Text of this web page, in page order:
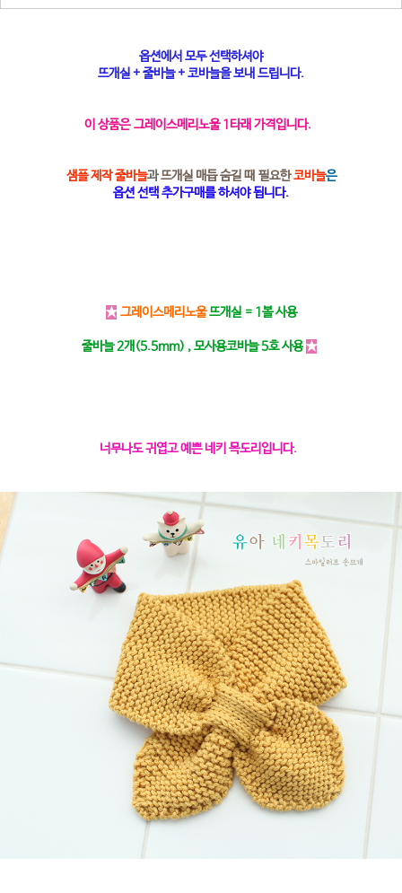
옵션에서 모두 선택하셔야
뜨개실 + 줄바늘 + 코바늘을 보내 드립니다.
이 상품은 그레이스메리노울 1타래 가격입니다.
샘플 제작 줄바늘과뜨개실 매듭 숨길 때 필요한코바늘은
옵션 선택 추가구매를 하셔야 됩니다.
★ 그레이스메리노울뜨개실 = 1볼 사용
줄바늘 2개(5.5mm) , 모사용코바늘 5호 사용★
너무나도 귀엽고 예쁜 네키 목도리입니다.